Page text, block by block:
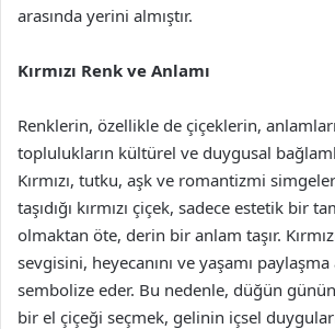
arasında yerini almıştır.
Kırmızı Renk ve Anlamı
Renklerin, özellikle de çiçeklerin,
toplulukların kültürel ve duygusal
Kırmızı, tutku, aşk ve romantizmi
taşıdığı kırmızı çiçek, sadece estetik bir
olmaktan öte, derin bir anlam taşır.
sevgisini, heyecanını ve yaşamı
sembolize eder. Bu nedenle, düğün
bir el çiçeği seçmek, gelinin içsel